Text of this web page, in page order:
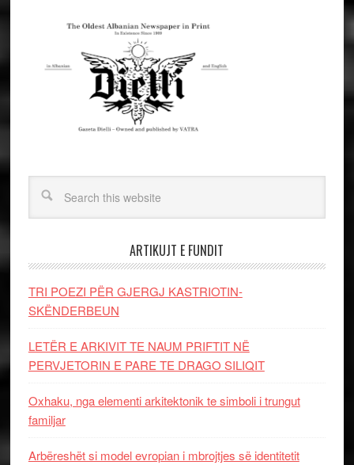
ARTIKUJT E FUNDIT
TRI POEZI PËR GJERGJ KASTRIOTIN-
SKËNDERBEUN
LETËR E ARKIVIT TE NAUM PRIFTIT NË
PERVJETORIN E PARE TE DRAGO SILIQIT
Oxhaku, nga elementi arkitektonik te simboli i trungut
familjar
Arbëreshët si model evropian i mbrojtjes së identitetit